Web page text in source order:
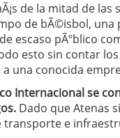
de la mitad de las
de bÃ©isbol, una
escaso pÃºblico
esto sin contar
una conocida
Internacional se
Dado que Atenas
transporte e